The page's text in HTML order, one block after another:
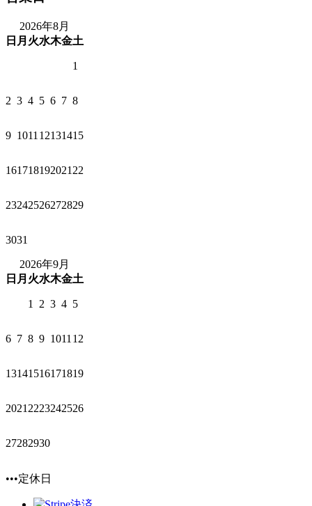
2026年8月
日 月 火水木金土
1
2 3 4 5 6 7 8
9 1011 12131415
161718192021 22
23242526272829
3031
2026年9月
日 月 火水木金土
1 2 3 4 5
6 7 8 9 1011 12
13141516171819
2021 2223242526
27282930
•••定休日